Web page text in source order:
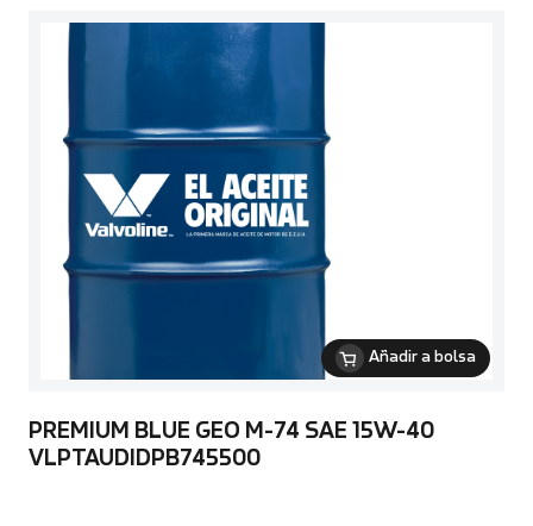
Añadir a bolsa
PREMIUM BLUE GEO M-74 SAE 15W-40
VLPTAUDIDPB745500